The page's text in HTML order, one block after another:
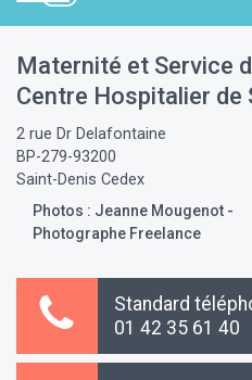
Maternité et Service
Centre Hospitalier de
2 rue Dr Delafontaine
BP-279-93200
Saint-Denis Cedex
Photos : Jeanne Mougenot -
Photographe Freelance
Standard
01 42 35 61 40